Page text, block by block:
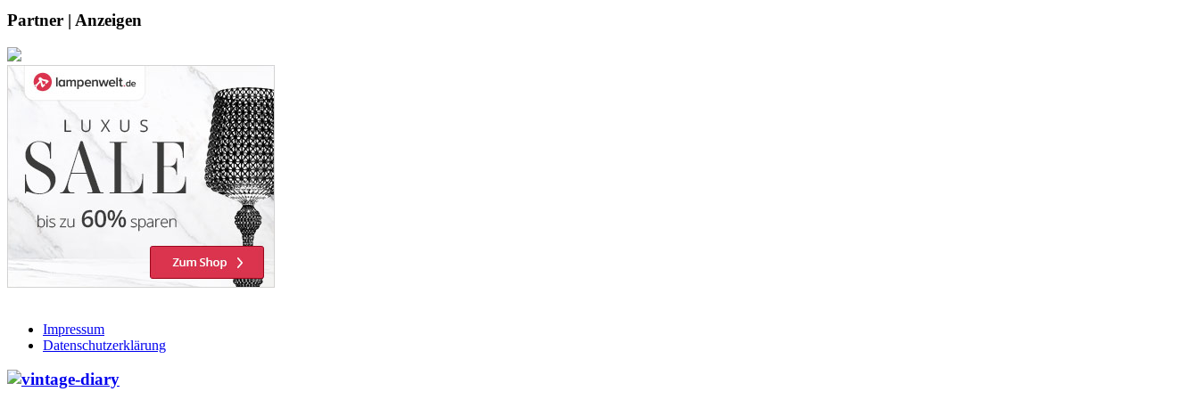
Partner | Anzeigen
Impressum
Datenschutzerklärung